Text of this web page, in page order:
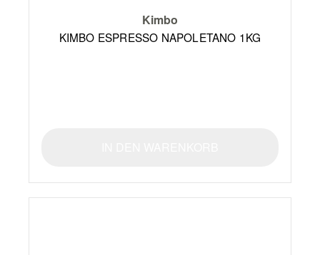
Kimbo
KIMBO ESPRESSO NAPOLETANO 1KG